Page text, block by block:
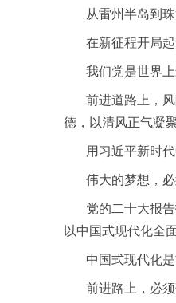
从雷州半岛到珠
在新征程开局起
我们党是世界上
前进道路上，风
德，以清风正气凝
用习近平新时代
伟大的梦想，必
党的二十大报告
以中国式现代化全
中国式现代化是
前进路上，必须